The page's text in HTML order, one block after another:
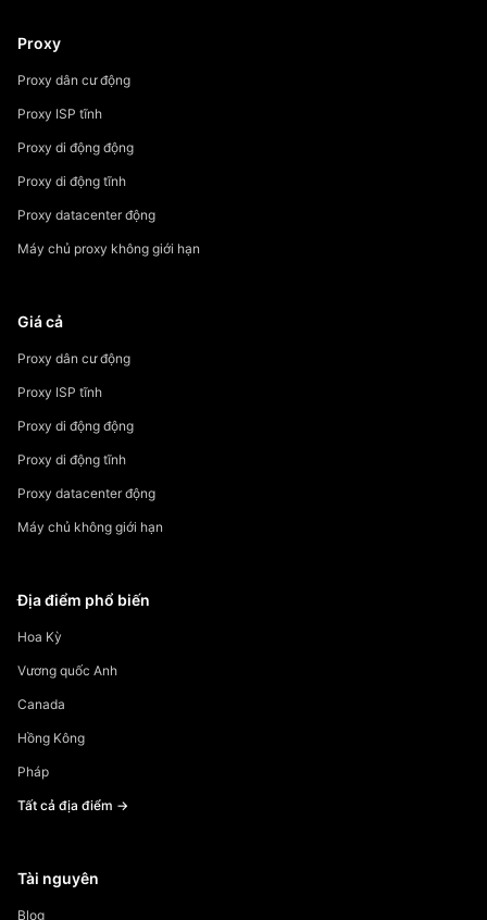
Proxy
Proxy dân cư động
Proxy ISP tĩnh
Proxy di động động
Proxy di động tĩnh
Proxy datacenter động
Máy chủ proxy không giới hạn
Giá cả
Proxy dân cư động
Proxy ISP tĩnh
Proxy di động động
Proxy di động tĩnh
Proxy datacenter động
Máy chủ không giới hạn
Địa điểm phổ biến
Hoa Kỳ
Vương quốc Anh
Canada
Hồng Kông
Pháp
Tất cả địa điểm →
Tài nguyên
Blog